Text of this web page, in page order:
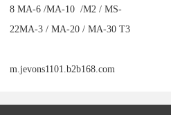
8 MA-6 /MA-10 /M2 / MS-
22MA-3 / MA-20 / MA-30 T3
m.jevons1101.b2b168.com